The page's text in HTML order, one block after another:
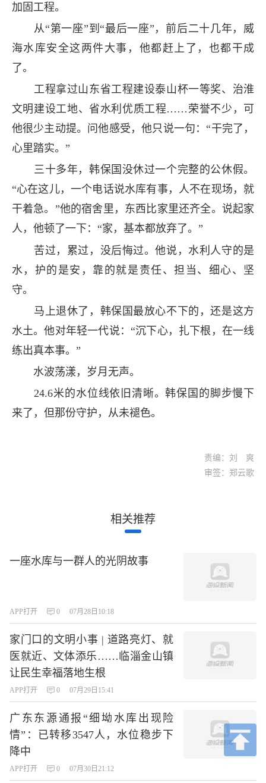
加固工程。
从“第一座”到“最后一座”，前后二十几年，威
海水库安全这两件大事，他都赶上了，也都干成
了。
工程拿过山东省工程建设泰山杯一等奖、治淮
文明建设工地、省水利优质工程……荣誉不少，可
他很少主动提。问他感受，他只说一句：“干完了，
心里踏实。”
三十多年，韩保国没休过一个完整的公休假。
“心在这儿，一个电话说水库有事，人不在现场，就
干着急。”他的宿舍里，东西比家里还齐全。说起家
人，他顿了一下：“家，基本都放弃了。”
苦过，累过，没后悔过。他说，水利人守的是
水，护的是安，靠的就是责任、担当、细心、坚
守。
马上退休了，韩保国最放心不下的，还是这方
水土。他对年轻一代说：“沉下心，扎下根，在一线
练出真本事。”
水波荡漾，岁月无声。
24.6米的水位线依旧清晰。韩保国的脚步慢下
来了，但那份守护，从未褪色。
责编：刘 爽
审签：郑云歌
相关推荐
一座水库与一群人的光阴故事
APP打开 0 07月28日10:18
家门口的文明小事 | 道路亮灯、就
医就近、文体添乐……临淄金山镇
让民生幸福落地生根
APP打开 0 07月29日15:41
广东东源通报“细坳水库出现险
情”：已转移3547人，水位稳步下
降中
APP打开 0 07月30日21:12